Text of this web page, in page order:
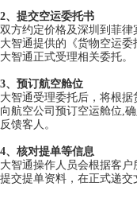
2、提交空运委托书
双方约定价格及深圳到菲
大智通提供的《货物空运委
大智通正式受理相关委托。
3、预订航空舱位
大智通受理委托后，将根
向航空公司预订空运舱位,
反馈客人。
4、核对提单等信息
大智通操作人员会根据客
提交提单资料，在正式递交